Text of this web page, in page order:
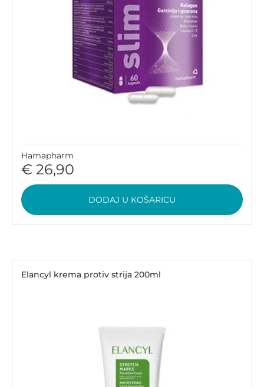
Hamapharm
€ 26,90
DODAJ U KOŠARICU
Elancyl krema protiv strija 200ml